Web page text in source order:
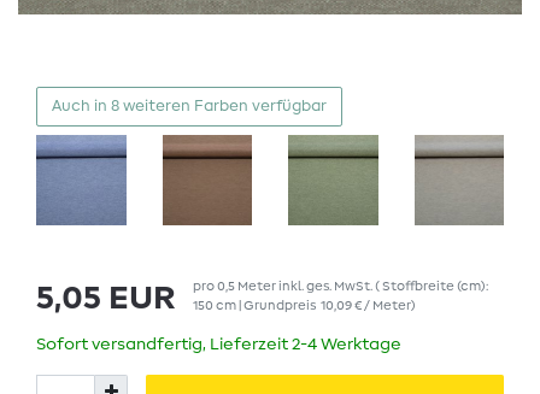
Auch in 8 weiteren Farben verfügbar
5,05 EUR pro0,5 Meterinkl. ges. MwSt. ( Stoffbreite (cm):
150 cm | Grundpreis 10,09 € / Meter)
Sofort versandfertig, Lieferzeit 2-4 Werktage